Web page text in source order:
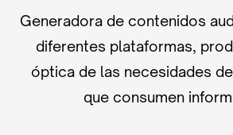
Generadora de contenidos
diferentes plataformas,
óptica de las necesidades
que consumen